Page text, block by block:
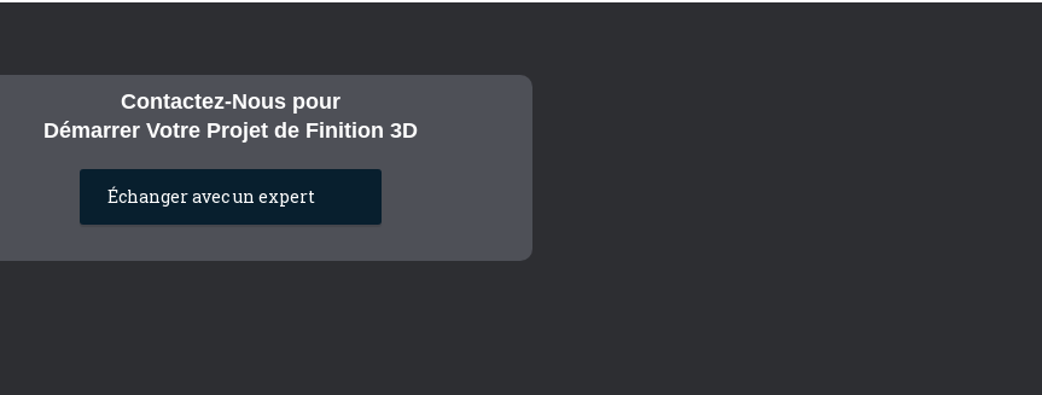
Contactez-Nous pour
Démarrer Votre Projet de Finition 3D
Échanger avec un expert